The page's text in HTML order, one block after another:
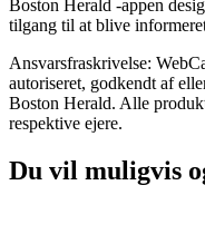
Boston Herald -appen
tilgang til at blive
Ansvarsfraskrivelse:
autoriseret, godkendt af
Boston Herald. Alle
respektive ejere.
Du vil muligvis